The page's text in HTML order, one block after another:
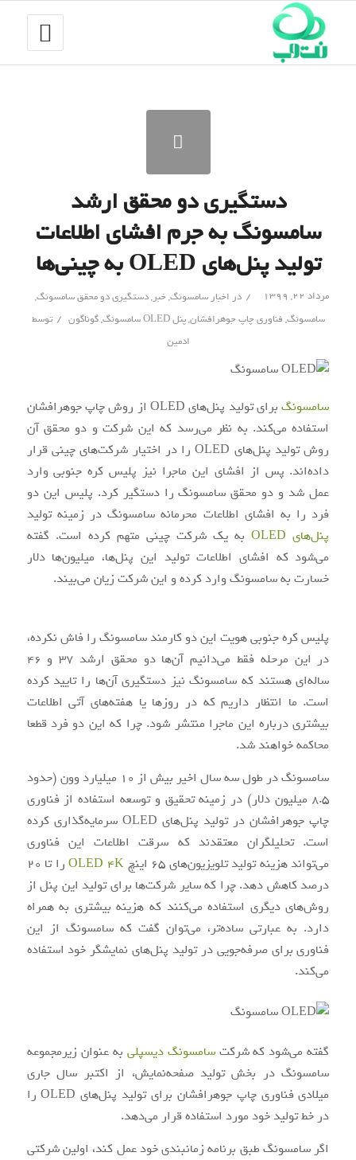
دستگیری دو محقق ارشد
سامسونگ به جرم افشای اطلاعات
تولید پنل‌های OLED به چینی‌ها
مرداد ۲۲, ۱۳۹۹ / در اخبار سامسونگ,خبر,دستگیری دو محقق سامسونگ,
سامسونگ, فناوری چاپ جوهرافشان,پنل OLED سامسونگ ,گوناگون / توسط
ادمین
سامسونگ
برای تولید پنل‌های OLED از روش چاپ جوهرافشان
استفاده می‌کند. به نظر می‌رسد که این شرکت و دو محقق آن
روش تولید پنل‌های OLED را در اختیار شرکت‌های چینی قرار
داده‌اند. پس از افشای این ماجرا نیز پلیس کره‌ جنوبی وارد
عمل شد و دو محقق سامسونگ را دستگیر کرد. پلیس این دو
فرد را به افشای اطلاعات محرمانه سامسونگ در زمینه تولید
پنل‌های OLED
به یک شرکت چینی متهم کرده است. گفته
می‌شود که افشای اطلاعات تولید این پنل‌ها، میلیون‌ها دلار
خسارت به سامسونگ وارد کرده و این شرکت زیان‌ می‌بیند.
پلیس کره جنوبی هویت این دو کارمند سامسونگ را فاش نکرده،
در این مرحله فقط می‌دانیم آن‌ها دو محقق ارشد 37 و 46
ساله‌ای هستند که سامسونگ نیز دستگیری آن‌ها را تایید کرده
است. ما انتظار داریم که در روزها یا هفته‌های آتی اطلاعات
بیشتری درباره این ماجرا منتشر شود. چرا که این دو فرد قطعا
محاکمه خواهند شد.
سامسونگ در طول سه سال اخیر بیش از 10 میلیارد وون (حدود
8.5 میلیون دلار) در زمینه تحقیق و توسعه استفاده از فناوری
چاپ جوهرافشان در تولید پنل‌های OLED سرمایه‌گذاری کرده
است. تحلیلگران معتقدند که سرقت اطلاعات این فناوری
می‌تواند هزینه تولید تلویزیون‌های 65 اینچ
OLED 4K
را تا 20
درصد کاهش دهد. چرا که سایر شرکت‌ها برای تولید این پنل‌ از
روش‌های دیگری استفاده می‌کنند که هزینه بیشتری به همراه
دارد. به عبارتی ساده‌تر، می‌توان گفت که سامسونگ از این
فناوری برای صرفه‌جویی در تولید پنل‌های نمایشگر خود استفاده
می‌کند.
گفته می‌شود که شرکتسامسونگ دیسپلی به عنوان زیرمجموعه
سامسونگ در بخش تولید صفحه‌نمایش، از اکتبر سال جاری
میلادی فناوری چاپ جوهرافشان برای تولید پنل‌های OLED را
در خط تولید خود مورد استفاده قرار می‌دهد.
اگر سامسونگ طبق برنامه زمانبندی خود عمل کند، اولین شرکتی